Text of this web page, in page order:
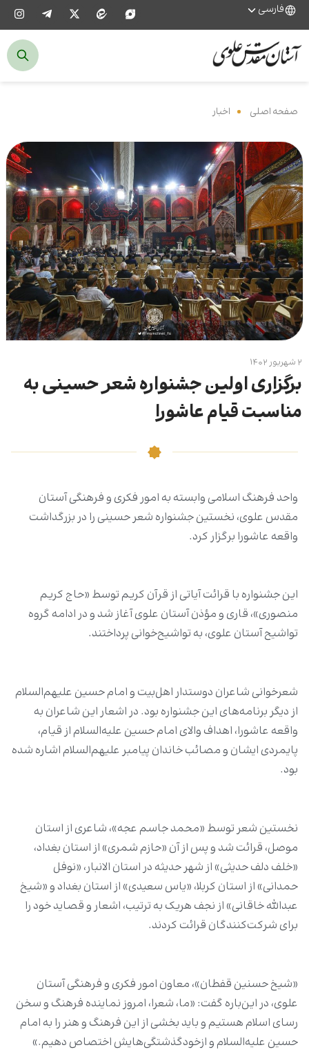
فارسی
صفحه اصلی اخبار
۲ شهریور ۱۴۰۲
برگزاری اولین جشنواره شعر حسینی به‌
مناسبت قیام عاشورا
واحد فرهنگ اسلامی وابسته به امور فکری و فرهنگی آستان
مقدس علوی، نخستین جشنواره شعر حسینی را در بزرگداشت
واقعه عاشورا برگزار کرد.
این جشنواره با قرائت آیاتی از قرآن کریم توسط «حاج کریم
منصوری»، قاری و مؤذن آستان علوی آغاز شد و در ادامه گروه
تواشیح آستان علوی، به تواشیح‌خوانی پرداختند.
شعرخوانی شاعران دوستدار اهل‌بیت و امام حسین علیهم‌السلام
از دیگر برنامه‌های این جشنواره بود. در اشعار این شاعران به
واقعه عاشورا، اهداف والای امام حسین علیه‌السلام از قیام،
پایمردی ایشان و مصائب خاندان پیامبر علیهم‌السلام اشاره شده
بود.
نخستین شعر توسط «محمد جاسم عجه»، شاعری از استان
موصل، قرائت شد و پس از آن «حازم شمری» از استان بغداد،
«خلف دلف حدیثی» از شهر حدیثه در استان الانبار، «نوفل
حمدانی» از استان کربلا، «یاس سعیدی» از استان بغداد و «شیخ
عبدالله خاقانی» از نجف هریک به ترتیب، اشعار و قصاید خود را
برای شرکت‌کنندگان قرائت کردند.
«شیخ حسنین قفطان»، معاون امور فکری و فرهنگی آستان
علوی، در این‌باره گفت: «ما، شعرا، امروز نماینده فرهنگ و سخن
رسای اسلام هستیم و باید بخشی از این فرهنگ و هنر را به امام
حسین علیه‌السلام و ازخودگذشتگی‌هایش اختصاص دهیم.»